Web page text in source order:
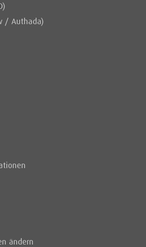
/ Authada)
ändern